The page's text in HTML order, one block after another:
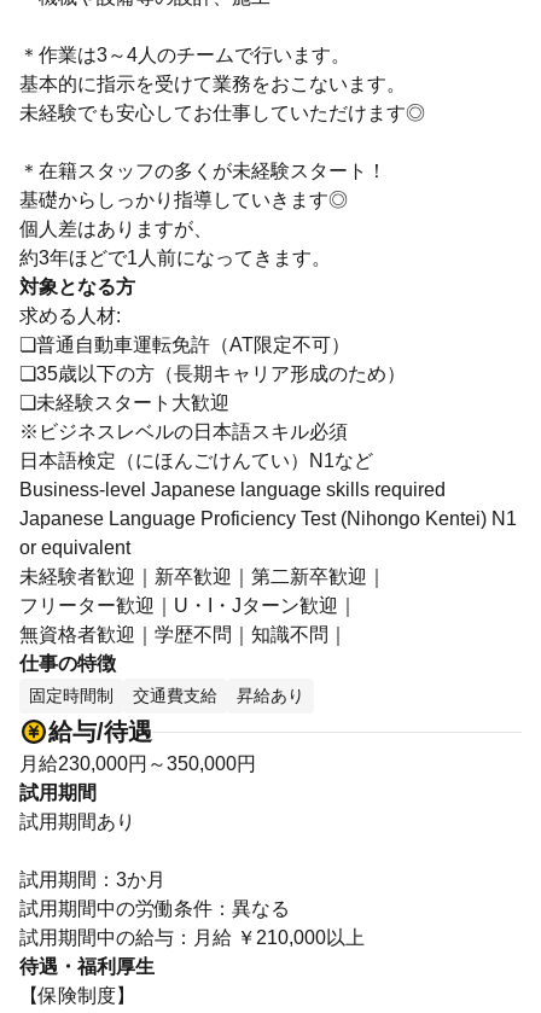
＊作業は3～4人のチームで行います。
基本的に指示を受けて業務をおこないます。
未経験でも安心してお仕事していただけます◎
＊在籍スタッフの多くが未経験スタート！
基礎からしっかり指導していきます◎
個人差はありますが、
約3年ほどで1人前になってきます。
対象となる方
求める人材:
❏普通自動車運転免許（AT限定不可）
❏35歳以下の方（長期キャリア形成のため）
❏未経験スタート大歓迎
※ビジネスレベルの日本語スキル必須
日本語検定（にほんごけんてい）N1など
Business-level Japanese language skills required
Japanese Language Proficiency Test (Nihongo Kentei) N1
or equivalent
未経験者歓迎｜新卒歓迎｜第二新卒歓迎｜
フリーター歓迎｜U・I・Jターン歓迎｜
無資格者歓迎｜学歴不問｜知識不問｜
仕事の特徴
固定時間制 交通費支給 昇給あり
給与/待遇
月給230,000円～350,000円
試用期間
試用期間あり
試用期間：3か月
試用期間中の労働条件：異なる
試用期間中の給与：月給 ￥210,000以上
待遇・福利厚生
【保険制度】